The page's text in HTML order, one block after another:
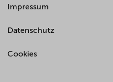
Impressum
Datenschutz
Cookies